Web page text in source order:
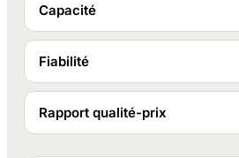
Capacité
Fiabilité
Rapport qualité-prix